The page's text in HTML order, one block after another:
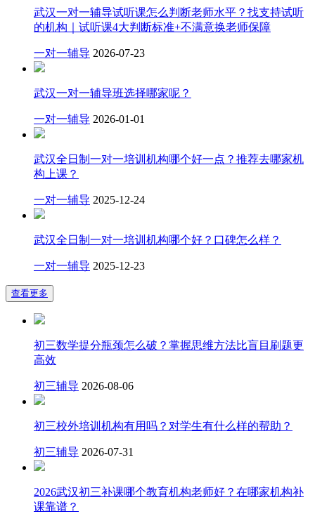
武汉一对一辅导试听课怎么判断老师水平？找支持试听
的机构｜试听课4大判断标准+不满意换老师保障
一对一辅导 2026-07-23
武汉一对一辅导班选择哪家呢？
一对一辅导 2026-01-01
武汉全日制一对一培训机构哪个好一点？推荐去哪家机
构上课？
一对一辅导 2025-12-24
武汉全日制一对一培训机构哪个好？口碑怎么样？
一对一辅导 2025-12-23
查看更多
​初三数学提分瓶颈怎么破？掌握思维方法比盲目刷题更
高效
初三辅导 2026-08-06
初三校外培训机构有用吗？对学生有什么样的帮助？
初三辅导 2026-07-31
2026武汉初三补课哪个教育机构老师好？在哪家机构补
课靠谱？